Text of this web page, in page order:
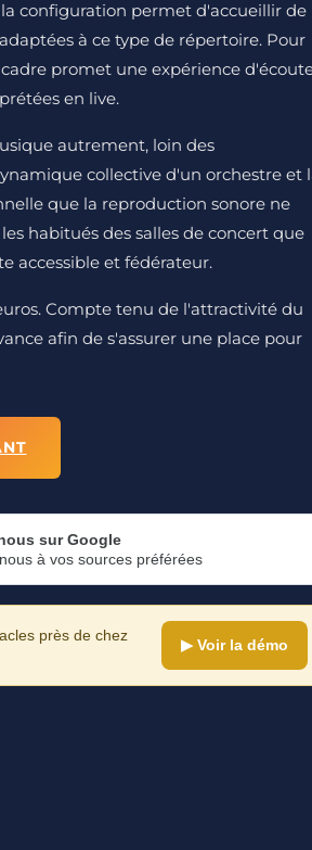
configuration permet d'accueillir de
à ce type de répertoire. Pour
promet une expérience
en live.
autrement, loin des
collective d'un orchestre et
que la reproduction sonore ne
habitués des salles de concert que
accessible et fédérateur.
Compte tenu de l'attractivité du
afin de s'assurer une place pour
sur Google
à vos sources préférées
près de chez
▶ Voir la démo